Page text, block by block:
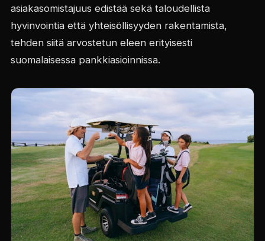
asiakasomistajuus edistää sekä taloudellista
hyvinvointia että yhteisöllisyyden rakentamista,
tehden siitä arvostetun eleen erityisesti
suomalaisessa pankkiasioinnissa.